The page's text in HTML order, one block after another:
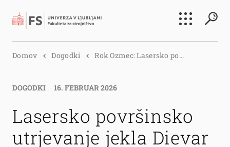
Išči
Domov Dogodki Rok Ozmec: Lasersko po...
DOGODKI 16. FEBRUAR 2026
Lasersko površinsko
utrjevanje jekla Dievar